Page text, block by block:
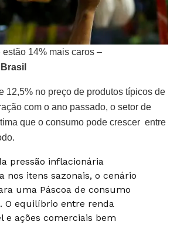
14% mais caros –
12,5% no preço de produtos típicos de
com o ano passado, o setor de
que o consumo pode crescer entre
pressão inflacionária
nos itens sazonais, o cenário
uma Páscoa de consumo
O equilíbrio entre renda
e ações comerciais bem